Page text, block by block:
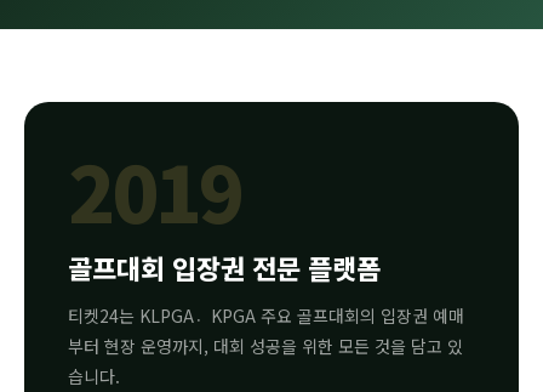
2019
골프대회 입장권 전문 플랫폼
티켓24는 KLPGA〮KPGA 주요 골프대회의 입장권 예매
부터 현장 운영까지, 대회 성공을 위한 모든 것을 담고 있
습니다.